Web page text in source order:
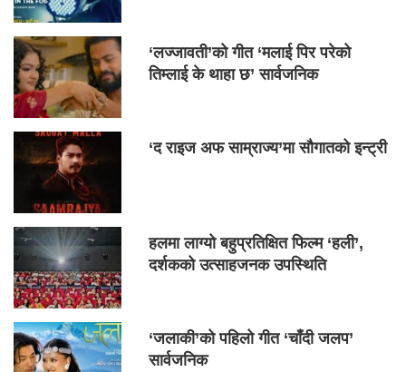
‘लज्जावती’को गीत ‘मलाई पिर परेको
तिम्लाई के थाहा छ’ सार्वजनिक
‘द राइज अफ साम्राज्य’मा सौगातको इन्ट्री
हलमा लाग्यो बहुप्रतिक्षित फिल्म ‘हली’,
दर्शकको उत्साहजनक उपस्थिति
‘जलाकी’को पहिलो गीत ‘चाँदी जलप’
सार्वजनिक